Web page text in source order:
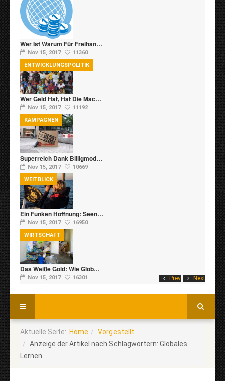
Prev Next
Wer Ist Warum Für Freihan…
Nov 15, 2017 11360
Wer Geld Hat, Hat Die Mac…
Nov 15, 2017 11192
ENTWICKLUNGSPOLITIK
Superreich Dank Billigmod…
Nov 15, 2017 10669
KAMPAGNEN
Ein Funken Hoffnung: Seen…
Nov 15, 2017 16950
WEITBLICK
Das Weiße Gold: Wie Glob…
Nov 15, 2017 16301
WIRTSCHAFT
Aktuelle Seite: Home
Vorgestellt
Anzeige der Artikel nach Schlagwörtern: Globales
Lernen